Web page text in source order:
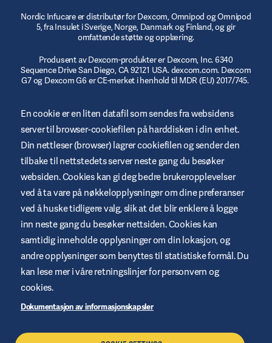
Nordic Infucare er distributør for Dexcom, Omnipod og Omnipod
5, fra Insulet i Sverige, Norge, Danmark og Finland, og gir
omfattende støtte og opplæring.
Produsent av Dexcom-produkter er Dexcom, Inc. 6340
Sequence Drive San Diego, CA 92121 USA. dexcom.com. Dexcom
G7 og Dexcom G6 er CE-merket i henhold til MDR (EU) 2017/745.
Omnipod-logoen, DASH, DASH-logoen og Podder er varemerker
eller registrerte varemerker som tilhører Insulet Corporation i
USA og andre jurisdiksjoner. myomnipod.com. Omnipod DASH
og Omnipod 5 er CE-merket i henhold til MDR (EU) 2017/745.
Betingelser og vilkår for websted
Retningslinjer for personvern
Cookies
Juridisk merknad
Håndtere cookies
En cookie er en liten datafil som sendes fra websidens
server til browser-cookiefilen på harddisken i din enhet.
Din nettleser (browser) lagrer cookiefilen og sender den
tilbake til nettstedets server neste gang du besøker
websiden. Cookies kan gi deg bedre brukeropplevelser
ved å ta vare på nøkkelopplysninger om dine preferanser
ved å huske tidligere valg, slik at det blir enklere å logge
inn neste gang du besøker nettsiden. Cookies kan
samtidig inneholde opplysninger om din lokasjon, og
andre opplysninger som benyttes til statistiske formål. Du
kan lese mer i våre retningslinjer for personvern og
cookies.
Dokumentasjon av informasjonskapsler